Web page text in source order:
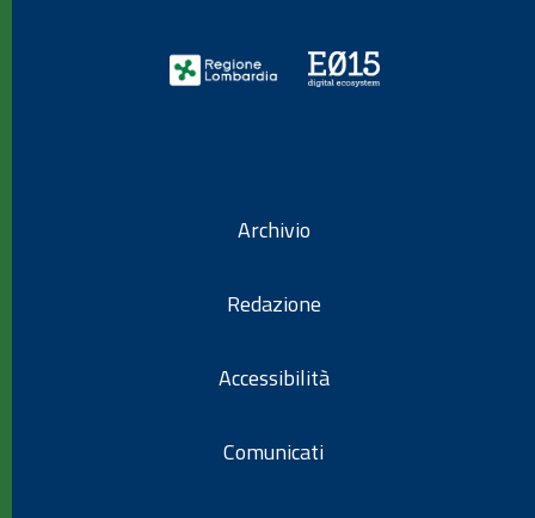
Archivio
Redazione
Accessibilità
Comunicati